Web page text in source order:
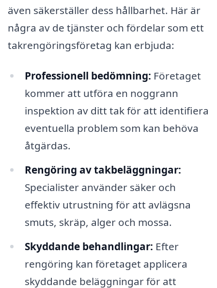
även säkerställer dess hållbarhet. Här är
några av de tjänster och fördelar som ett
takrengöringsföretag kan erbjuda:
Professionell bedömning: Företaget
kommer att utföra en noggrann
inspektion av ditt tak för att identifiera
eventuella problem som kan behöva
åtgärdas.
Rengöring av takbeläggningar:
Specialister använder säker och
effektiv utrustning för att avlägsna
smuts, skräp, alger och mossa.
Skyddande behandlingar: Efter
rengöring kan företaget applicera
skyddande beläggningar för att